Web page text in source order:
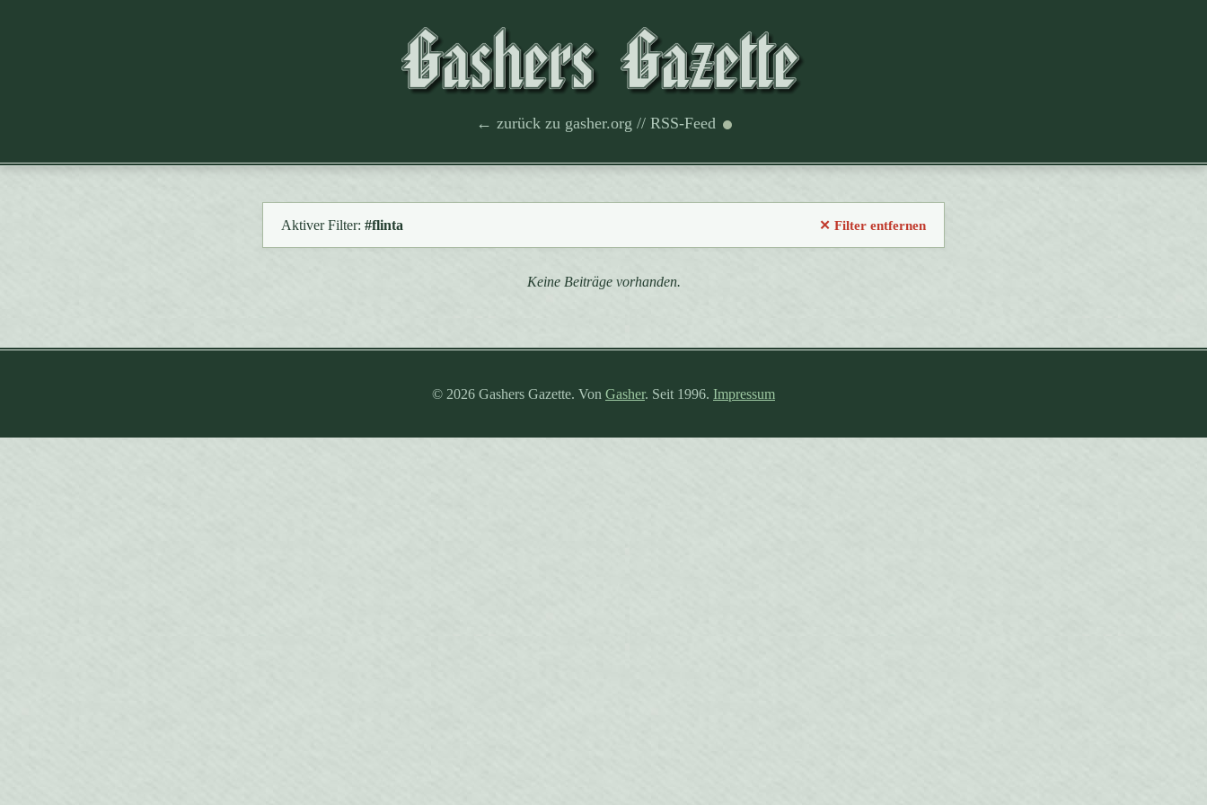
← zurück zu gasher.org // RSS-Feed
Aktiver Filter: #flinta ✕ Filter entfernen
Keine Beiträge vorhanden.
© 2026 Gashers Gazette. Von Gasher. Seit 1996. Impressum